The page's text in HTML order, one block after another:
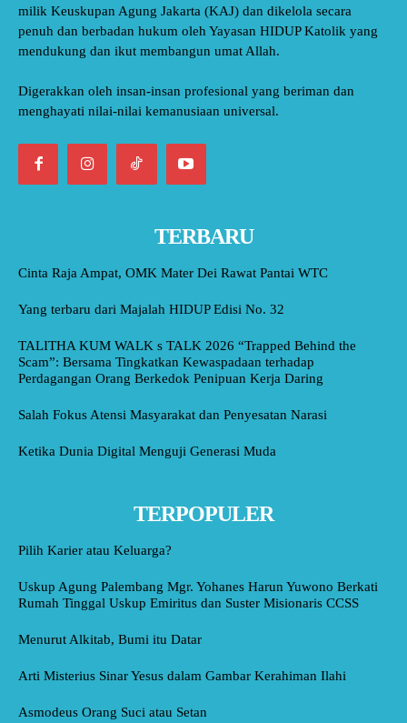
milik Keuskupan Agung Jakarta (KAJ) dan dikelola secara
penuh dan berbadan hukum oleh Yayasan HIDUP Katolik yang
mendukung dan ikut membangun umat Allah.
Digerakkan oleh insan-insan profesional yang beriman dan
menghayati nilai-nilai kemanusiaan universal.
TERBARU
Cinta Raja Ampat, OMK Mater Dei Rawat Pantai WTC
Yang terbaru dari Majalah HIDUP Edisi No. 32
TALITHA KUM WALK s TALK 2026 “Trapped Behind the
Scam”: Bersama Tingkatkan Kewaspadaan terhadap
Perdagangan Orang Berkedok Penipuan Kerja Daring
Salah Fokus Atensi Masyarakat dan Penyesatan Narasi
Ketika Dunia Digital Menguji Generasi Muda
TERPOPULER
Pilih Karier atau Keluarga?
Uskup Agung Palembang Mgr. Yohanes Harun Yuwono Berkati
Rumah Tinggal Uskup Emiritus dan Suster Misionaris CCSS
Menurut Alkitab, Bumi itu Datar
Arti Misterius Sinar Yesus dalam Gambar Kerahiman Ilahi
Asmodeus Orang Suci atau Setan